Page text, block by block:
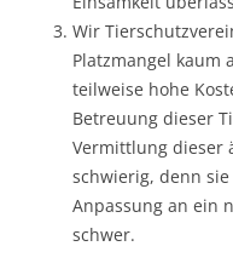
Wir
Platzmangel kaum
teilweise hohe
Betreuung dieser
Vermittlung dieser
schwierig, denn
Anpassung an ein
schwer.